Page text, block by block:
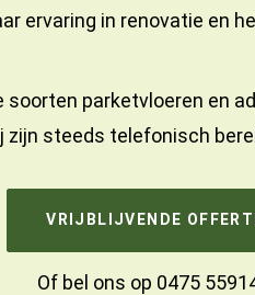
ervaring in renovatie en
soorten parketvloeren en
zijn steeds telefonisch
VRIJBLIJVENDE
Of bel ons op 0475